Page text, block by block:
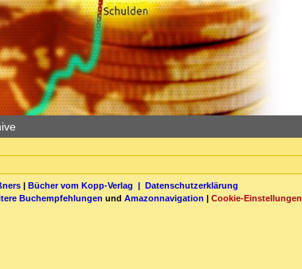
| Bücher vom Kopp-Verlag | Datenschutzerklärung
Buchempfehlungen und Amazonnavigation | Cookie-Einstellungen